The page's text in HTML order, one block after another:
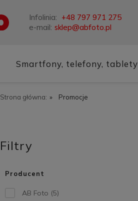
Infolinia: +48 797 971 275
e-mail: sklep@abfoto.pl
Smartfony, telefony, tablety
Strona główna: » Promocje
Filtry
Producent
AB Foto (5)